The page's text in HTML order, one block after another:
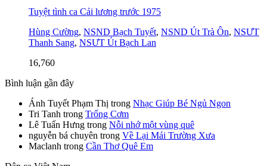
Tuyệt tình ca Cải lương trước 1975
Hùng Cường, NSND Bạch Tuyết, NSND Út Trà Ôn, NSƯT
Thanh Sang, NSƯT Út Bạch Lan
16,760
Bình luận gần đây
Ánh Tuyết Phạm Thị trong Nhạc Giúp Bé Ngủ Ngon
Tri Tanh trong Trống Cơm
Lê Tuấn Hưng trong Nỗi nhớ một vùng quê
nguyễn bá chuyên trong Về Lại Mái Trường Xưa
Maclanh trong Cần Thơ Quê Em